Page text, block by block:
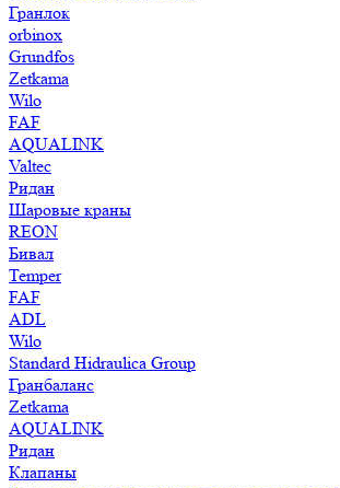
Гранлок
orbinox
Grundfos
Zetkama
Wilo
FAF
AQUALINK
Valtec
Ридан
Шаровые краны
REON
Бивал
Temper
FAF
ADL
Wilo
Standard Hidraulica Group
Гранбаланс
Zetkama
AQUALINK
Ридан
Клапаны